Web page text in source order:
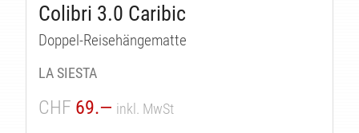
Colibri 3.0 Caribic
Doppel-Reisehängematte
LA SIESTA
CHF 69.— inkl. MwSt